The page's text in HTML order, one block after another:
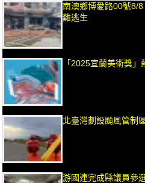
南澳鄉博愛路00號8/
難逃生
「2025宜蘭美術獎
北臺灣劃設颱風管制
游國連完成縣議員